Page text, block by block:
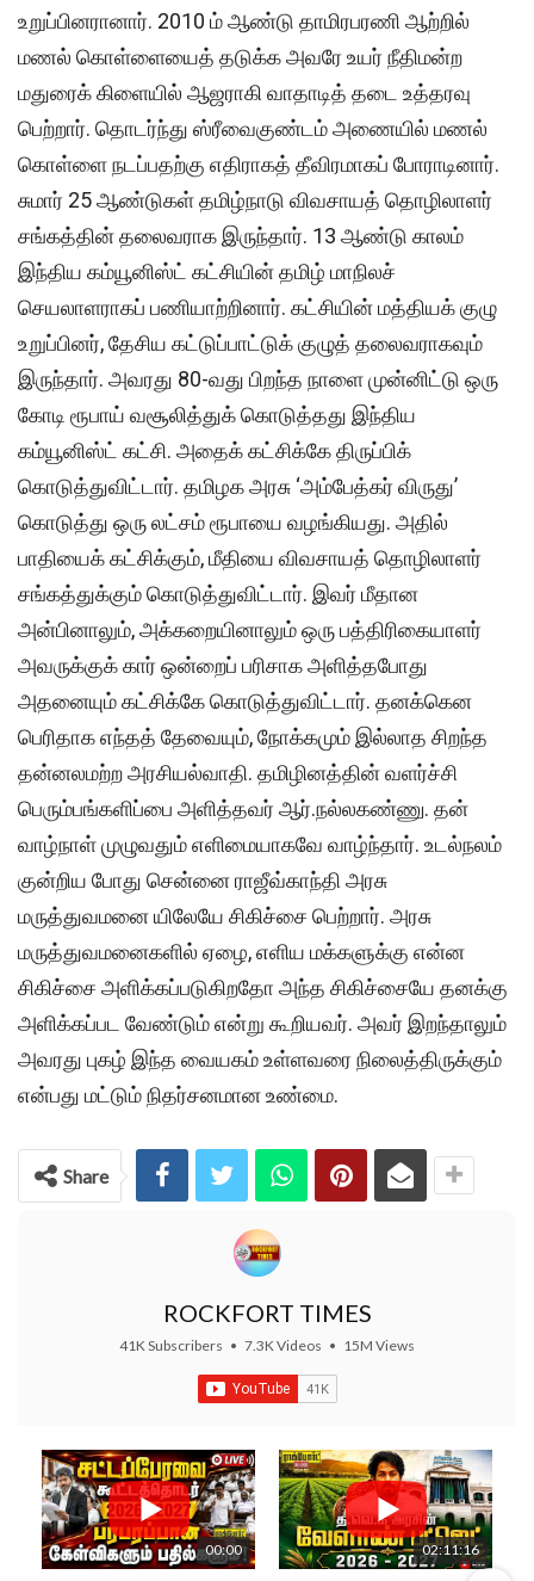
உறுப்பினரானார். 2010 ம் ஆண்டு தாமிரபரணி ஆற்றில்
மணல் கொள்ளையைத் தடுக்க அவரே உயர் நீதிமன்ற
மதுரைக் கிளையில் ஆஜராகி வாதாடித் தடை உத்தரவு
பெற்றார். தொடர்ந்து ஸ்ரீவைகுண்டம் அணையில் மணல்
கொள்ளை நடப்பதற்கு எதிராகத் தீவிரமாகப் போராடினார்.
சுமார் 25 ஆண்டுகள் தமிழ்நாடு விவசாயத் தொழிலாளர்
சங்கத்தின் தலைவராக இருந்தார். 13 ஆண்டு காலம்
இந்திய கம்யூனிஸ்ட் கட்சியின் தமிழ் மாநிலச்
செயலாளராகப் பணியாற்றினார். கட்சியின் மத்தியக் குழு
உறுப்பினர், தேசிய கட்டுப்பாட்டுக் குழுத் தலைவராகவும்
இருந்தார். அவரது 80-வது பிறந்த நாளை முன்னிட்டு ஒரு
கோடி ரூபாய் வசூலித்துக் கொடுத்தது இந்திய
கம்யூனிஸ்ட் கட்சி. அதைக் கட்சிக்கே திருப்பிக்
கொடுத்துவிட்டார். தமிழக அரசு ‘அம்பேத்கர் விருது’
கொடுத்து ஒரு லட்சம் ரூபாயை வழங்கியது. அதில்
பாதியைக் கட்சிக்கும், மீதியை விவசாயத் தொழிலாளர்
சங்கத்துக்கும் கொடுத்துவிட்டார். இவர் மீதான
அன்பினாலும், அக்கறையினாலும் ஒரு பத்திரிகையாளர்
அவருக்குக் கார் ஒன்றைப் பரிசாக அளித்தபோது
அதனையும் கட்சிக்கே கொடுத்துவிட்டார். தனக்கென
பெரிதாக எந்தத் தேவையும், நோக்கமும் இல்லாத சிறந்த
தன்னலமற்ற அரசியல்வாதி. தமிழினத்தின் வளர்ச்சி
பெரும்பங்களிப்பை அளித்தவர் ஆர்.நல்லகண்ணு. தன்
வாழ்நாள் முழுவதும் எளிமையாகவே வாழ்ந்தார். உடல்நலம்
குன்றிய போது சென்னை ராஜீவ்காந்தி அரசு
மருத்துவமனை யிலேயே சிகிச்சை பெற்றார். அரசு
மருத்துவமனைகளில் ஏழை, எளிய மக்களுக்கு என்ன
சிகிச்சை அளிக்கப்படுகிறதோ அந்த சிகிச்சையே தனக்கு
அளிக்கப்பட வேண்டும் என்று கூறியவர். அவர் இறந்தாலும்
அவரது புகழ் இந்த வையகம் உள்ளவரை நிலைத்திருக்கும்
என்பது மட்டும் நிதர்சனமான உண்மை.
Share
ROCKFORT TIMES
41K Subscribers • 7.3K Videos • 15M Views
00:00 02:11:16